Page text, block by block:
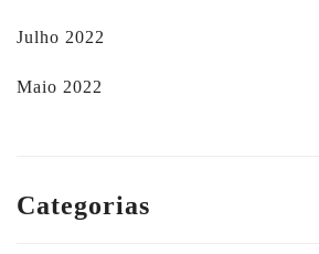
Julho 2022
Maio 2022
Categorias